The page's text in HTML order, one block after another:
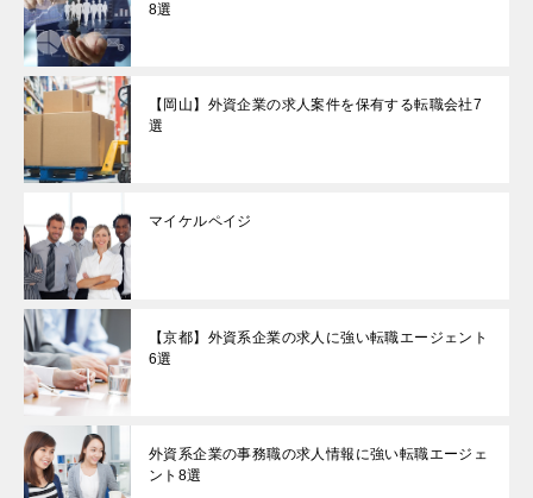
8選
【岡山】外資企業の求人案件を保有する転職会社7
選
マイケルペイジ
【京都】外資系企業の求人に強い転職エージェント
6選
外資系企業の事務職の求人情報に強い転職エージェ
ント8選